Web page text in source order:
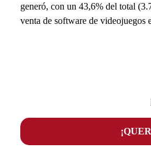
generó, con un 43,6% del total
venta de software de videojuegos